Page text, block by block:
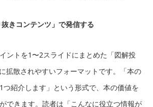
きコンテンツ」で発信する
ントを1〜2スライドにまとめた「図解投
拡散されやすいフォーマットです。「本の
つ紹介します」という形式で、本の価値を
できます。読者は「こんなに役立つ情報が